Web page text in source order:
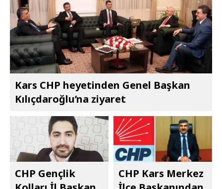
Kars CHP heyetinden Genel Başkan
Kılıçdaroğlu’na ziyaret
CHP Gençlik
CHP Kars Merkez